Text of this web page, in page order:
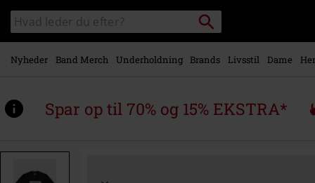
Gå til
hovedindhold
Søg
sortiment
Søg
Nyheder Band Merch Underholdning Brands Livsstil Dame
Spar op til 70% og 15% EKSTRA*
www.emp-